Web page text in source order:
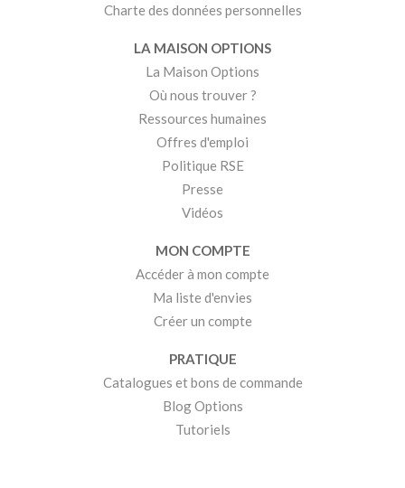
Charte des données personnelles
LA MAISON OPTIONS
La Maison Options
Où nous trouver ?
Ressources humaines
Offres d'emploi
Politique RSE
Presse
Vidéos
MON COMPTE
Accéder à mon compte
Ma liste d'envies
Créer un compte
PRATIQUE
Catalogues et bons de commande
Blog Options
Tutoriels